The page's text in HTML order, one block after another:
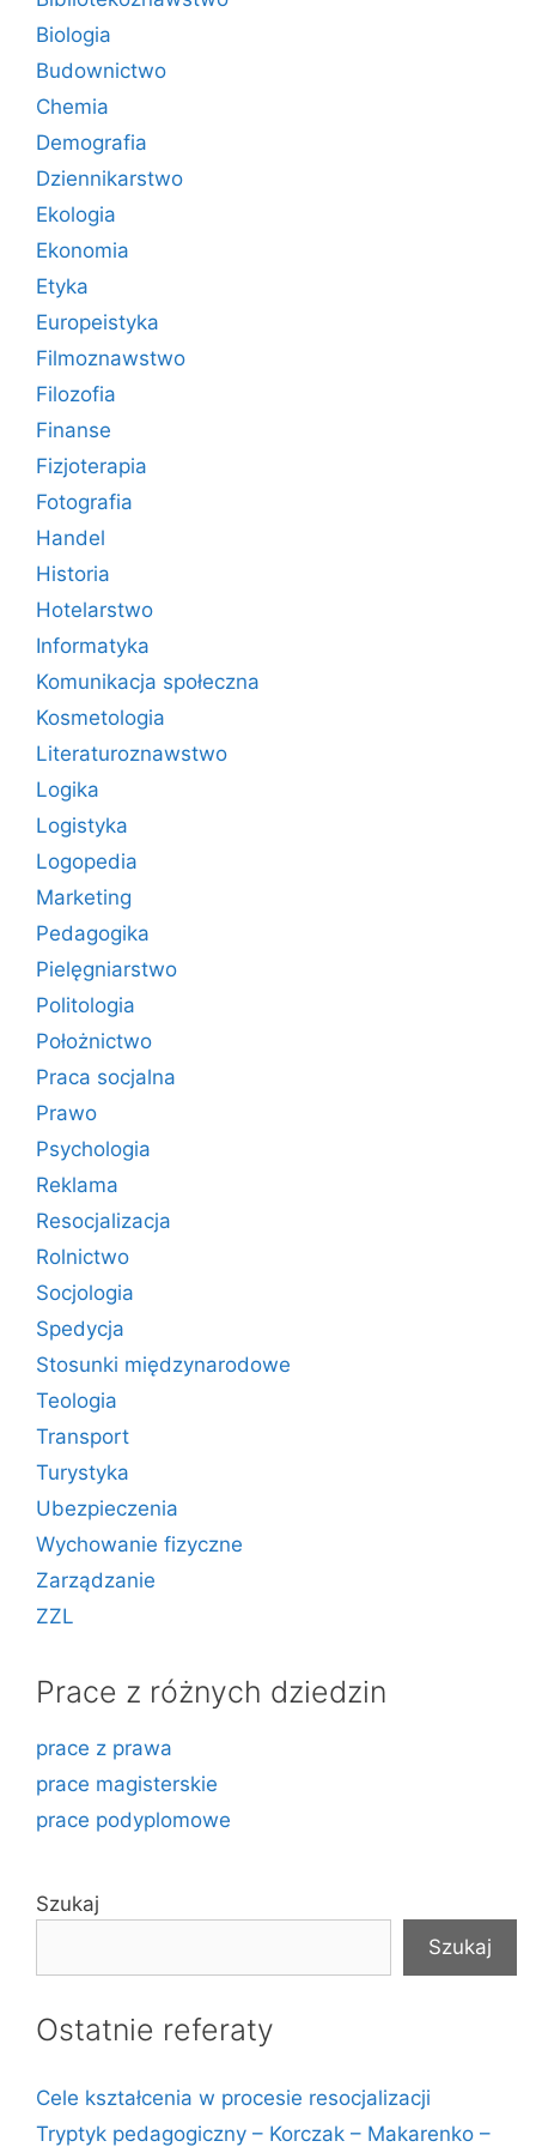
Biologia
Budownictwo
Chemia
Demografia
Dziennikarstwo
Ekologia
Ekonomia
Etyka
Europeistyka
Filmoznawstwo
Filozofia
Finanse
Fizjoterapia
Fotografia
Handel
Historia
Hotelarstwo
Informatyka
Komunikacja społeczna
Kosmetologia
Literaturoznawstwo
Logika
Logistyka
Logopedia
Marketing
Pedagogika
Pielęgniarstwo
Politologia
Położnictwo
Praca socjalna
Prawo
Psychologia
Reklama
Resocjalizacja
Rolnictwo
Socjologia
Spedycja
Stosunki międzynarodowe
Teologia
Transport
Turystyka
Ubezpieczenia
Wychowanie fizyczne
Zarządzanie
ZZL
Prace z różnych dziedzin
prace z prawa
prace magisterskie
prace podyplomowe
Szukaj
Szukaj
Ostatnie referaty
Cele kształcenia w procesie resocjalizacji
Tryptyk pedagogiczny – Korczak – Makarenko –